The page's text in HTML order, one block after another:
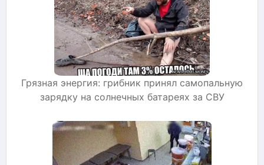
Грязная энергия: грибник принял самопальную
зарядку на солнечных батареях за СВУ